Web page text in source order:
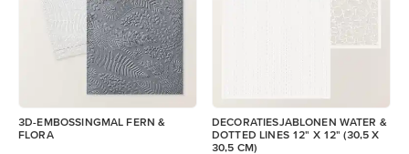
3D-EMBOSSINGMAL FERN &
FLORA
DECORATIESJABLONEN WATER &
DOTTED LINES 12" X 12" (30,5 X
30,5 CM)